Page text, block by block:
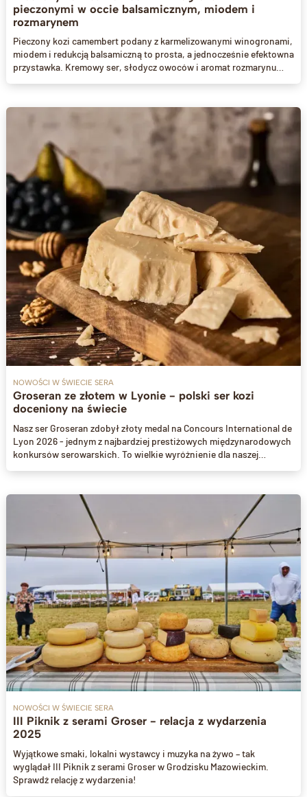
pieczonymi w occie balsamicznym, miodem i
rozmarynem
Pieczony kozi camembert podany z karmelizowanymi winogronami,
miodem i redukcją balsamiczną to prosta, a jednocześnie efektowna
przystawka. Kremowy ser, słodycz owoców i aromat rozmarynu
NOWOŚCI W ŚWIECIE SERA
Groseran ze złotem w Lyonie - polski ser kozi
doceniony na świecie
Nasz ser Groseran zdobył złoty medal na Concours International de
Lyon 2026 - jednym z najbardziej prestiżowych międzynarodowych
konkursów serowarskich. To wielkie wyróżnienie dla naszej
Wam za wsparcie, dzięki któremu możemy dzielić się tym sukcesem!
NOWOŚCI W ŚWIECIE SERA
III Piknik z serami Groser - relacja z wydarzenia
2025
Wyjątkowe smaki, lokalni wystawcy i muzyka na żywo – tak
wyglądał III Piknik z serami Groser w Grodzisku Mazowieckim.
Sprawdź relację z wydarzenia!